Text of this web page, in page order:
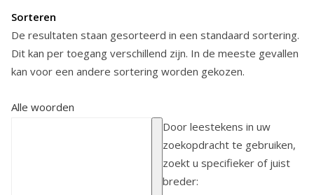
Sorteren
De resultaten staan gesorteerd in een standaard sortering.
Dit kan per toegang verschillend zijn. In de meeste gevallen
kan voor een andere sortering worden gekozen.
Alle woorden
Door leestekens in uw
zoekopdracht te gebruiken,
zoekt u specifieker of juist
breder: